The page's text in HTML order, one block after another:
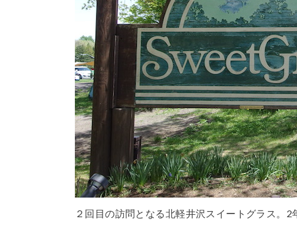
２回目の訪問となる北軽井沢スイートグラス。2